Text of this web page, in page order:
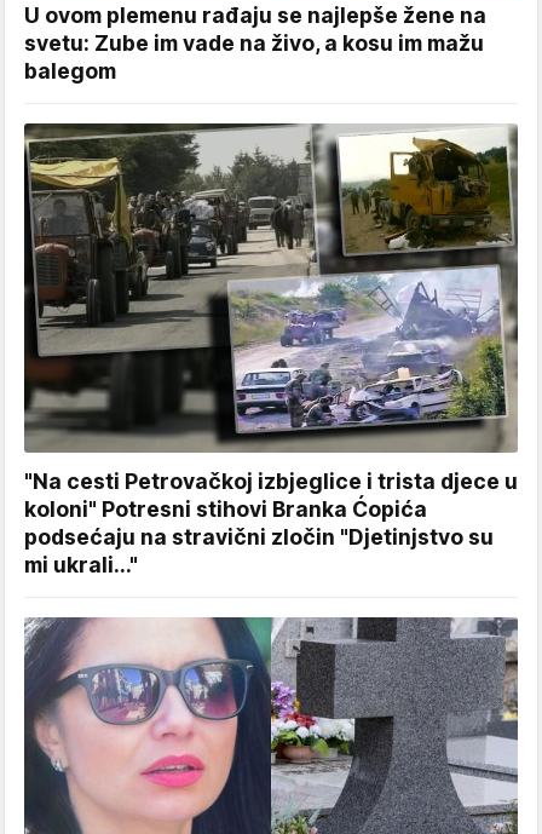
U ovom plemenu rađaju se najlepše žene na
svetu: Zube im vade na živo, a kosu im mažu
balegom
"Na cesti Petrovačkoj izbjeglice i trista djece u
koloni" Potresni stihovi Branka Ćopića
podsećaju na stravični zločin "Djetinjstvo su
mi ukrali..."